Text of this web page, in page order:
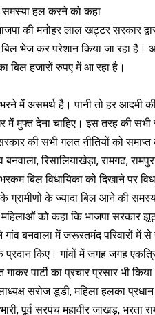
हल करने को कहा
की मनोहर लाल खट्टर सरकार
भेज कर परेशान किया जा रहा है।
बिल हजारों रुपए में आ रहा है।
में असमर्थ है। पानी तो हर आदमी
में मुफ्त देना चाहिए। इस तरह की
की सभी गलत नीतियों को
बनवाला, रिसालियाखेड़ा, रामगढ,
बिल विधायिका को दिखाने पर
ग्रामीणों के ज्यादा बिल आने की
महिलाओं को कहा कि भाजपा सरकार
गांव बनवाला में जरूरतमंद परिवारों
किए। गांवों में जगह जगह
पार्टी का प्रचार प्रसार भी
सरोज डूडी, महिला हलका
पूर्व सरपंच महावीर जाखड़, भरता